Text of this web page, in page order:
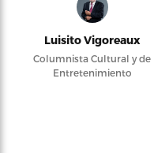
Luisito Vigoreaux
Columnista Cultural y de
Entretenimiento